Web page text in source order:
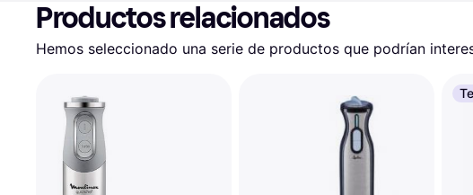
Productos relacionados
Hemos seleccionado una serie de productos que podrían